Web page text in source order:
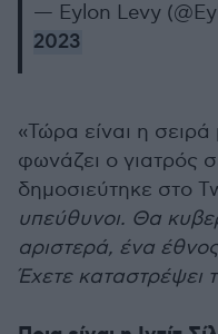
— Eylon Levy
2023
«Τώρα είναι η
φωνάζει ο γιατρός
δημοσιεύτηκε στο
υπεύθυνοι. Θα
αριστερά, ένα
Έχετε καταστρέψει